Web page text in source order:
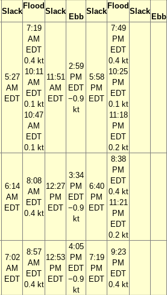
Slack
Flood
Slack
Ebb
Slack
Flood
Slack
Ebb
5:27
AM
EDT
7:19
AM
EDT
0.4 kt
10:11
AM
EDT
0.1 kt
10:47
AM
EDT
0.1 kt
11:51
AM
EDT
2:59
PM
EDT
−0.9
kt
5:58
PM
EDT
7:49
PM
EDT
0.4 kt
10:25
PM
EDT
0.1 kt
11:18
PM
EDT
0.2 kt
6:14
AM
EDT
8:08
AM
EDT
0.4 kt
12:27
PM
EDT
3:34
PM
EDT
−0.9
kt
6:40
PM
EDT
8:38
PM
EDT
0.4 kt
11:21
PM
EDT
0.2 kt
7:02
AM
EDT
8:57
AM
EDT
0.4 kt
12:53
PM
EDT
4:05
PM
EDT
−0.9
kt
7:19
PM
EDT
9:23
PM
EDT
0.4 kt